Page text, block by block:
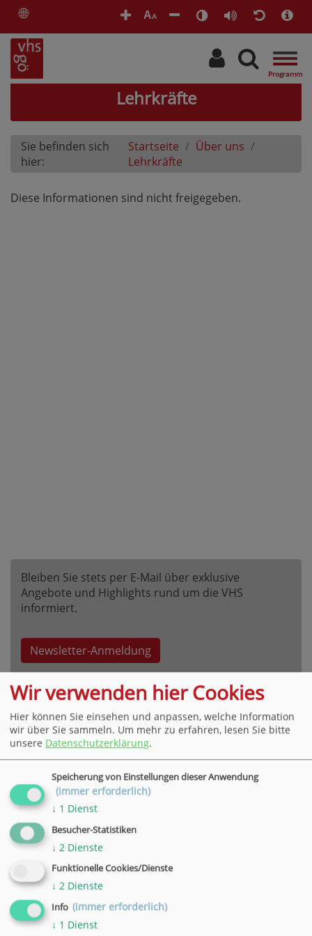
🌐 AA
Lehrkräfte
Sie befinden sich
hier:
Startseite
Über uns
Lehrkräfte
Diese Informationen sind nicht freigegeben.
Bleiben Sie stets per E-Mail über exklusive
Angebote und Highlights rund um die VHS
informiert.
Newsletter-Anmeldung
VHS Hauptgeschäftsstelle Göttingen
Bahnhofsallee 7, 37081 Göttingen
Tel. +49 551 4952-0,E-Mail
» weitere Informationen
VHS Geschäftsstelle in Hann. Münden
Wilhelmshäuser Straße 90, 34346 Hann. Münden
Tel. +49 5541 9548360,
» weitere Informationen
VHS Geschäftsstelle in Duderstadt
Wir verwenden hier Cookies
Hier können Sie einsehen und anpassen, welche Information
wir über Sie sammeln. Um mehr zu erfahren, lesen Sie bitte
unsere Datenschutzerklärung.
Speicherung von Einstellungen dieser Anwendung
(immer erforderlich)
↓ 1 Dienst
Besucher-Statistiken
↓ 2 Dienste
Funktionelle Cookies/Dienste
↓ 2 Dienste
Info (immer erforderlich)
↓ 1 Dienst